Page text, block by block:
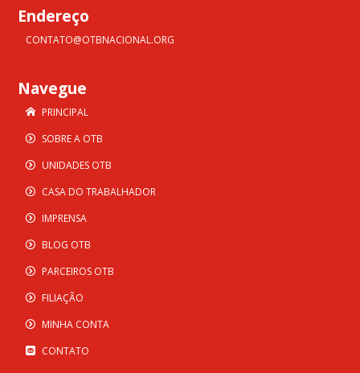
Endereço
CONTATO@OTBNACIONAL.ORG
Navegue
PRINCIPAL
SOBRE A OTB
UNIDADES OTB
CASA DO TRABALHADOR
IMPRENSA
BLOG OTB
PARCEIROS OTB
FILIAÇÃO
MINHA CONTA
CONTATO